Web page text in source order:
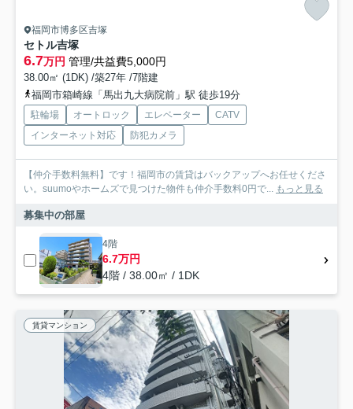
福岡市博多区吉塚
セトル吉塚
6.7万円 管理/共益費5,000円
38.00㎡ (1DK) /築27年 /7階建
福岡市箱崎線「馬出九大病院前」駅 徒歩19分
駐輪場 オートロック エレベーター
CATV
インターネット対応
防犯カメラ
【仲介手数料無料】です！福岡市の賃貸はバックアップへお任せくださ
い。suumoやホームズで見つけた物件も仲介手数料0円で... もっと見る
募集中の部屋
4階
6.7万円
4階 / 38.00㎡ / 1DK
賃貸マンション